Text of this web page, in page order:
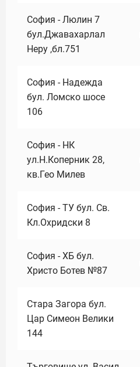
София - Люлин 7
бул.Джавахарлал
Неру ,бл.751
София - Надежда
бул. Ломско шосе
106
София - НК
ул.Н.Коперник 28,
кв.Гео Милев
София - ТУ бул. Св.
Кл.Охридски 8
София - ХБ бул.
Христо Ботев №87
Стара Загора бул.
Цар Симеон Велики
144